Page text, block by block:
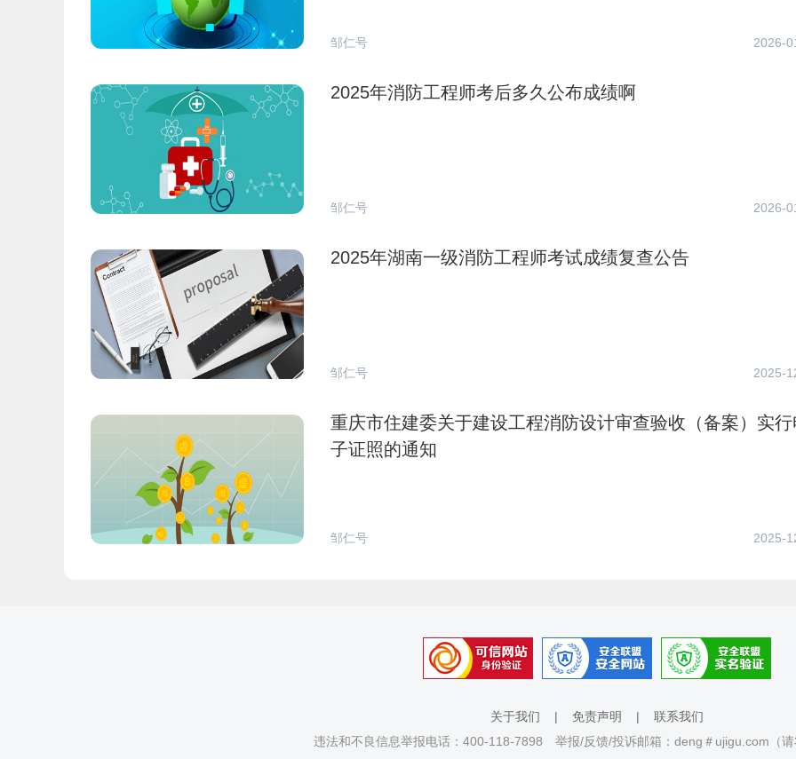
邹仁号 2026-
2025年消防工程师考后多久公布成绩啊
邹仁号 2026-
2025年湖南一级消防工程师考试成绩复查公告
邹仁号 2025-
重庆市住建委关于建设工程消防设计审查验收（备案）实行
子证照的通知
邹仁号 2025-
关于我们 | 免责声明 | 联系我们
违法和不良信息举报电话：400-118-7898 举报/反馈/投诉邮箱：deng＃ujigu.com（请